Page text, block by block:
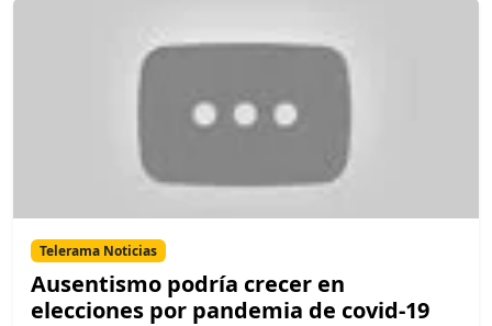
Telerama Noticias
Ausentismo podría crecer en
elecciones por pandemia de covid-19